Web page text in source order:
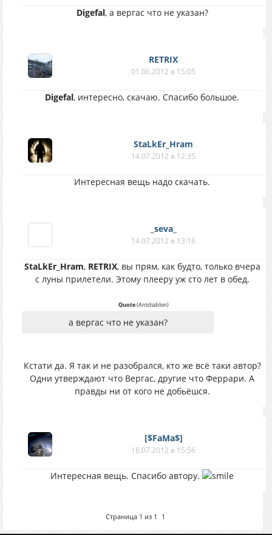
Digefal, а вергас что не указан?
RETRIX
01.06.2012 в 15:05
Digefal, интересно, скачаю. Спасибо большое.
StaLkEr_Hram
14.07.2012 в 12:35
Интересная вещь надо скачать.
_seva_
14.07.2012 в 13:16
StaLkEr_Hram, RETRIX, вы прям, как будто, только вчера
с луны прилетели. Этому плееру уж сто лет в обед.
Quote(Antdiablon)
а вергас что не указан?
Кстати да. Я так и не разобрался, кто же всё таки автор?
Одни утверждают что Вергас, другие что Феррари. А
правды ни от кого не добьёшся.
[$FaMa$]
16.07.2012 в 15:56
Интересная вещь. Спасибо автору.
Страница 1 из 1 1